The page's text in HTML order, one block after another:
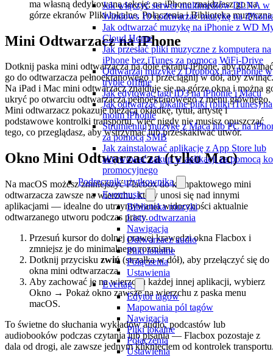
Jak włączyć serwer multimediów DLNA w
Windows 10 i odtwarzać muzykę na
Jak odtwarzać muzykę na iPhonie z WD
Cloud Home
Jak przesłać pliki muzyczne z komputera na
iPhone bez iTunes za pomocą WiFi-Drive
Odtwarzaj muzykę z Dropbox na iPhonie w
trybie offline
Jak edytować tagi ID3 na iPhonie i Macu
Jak odtwarzać lokalne pliki (pliki iTunes) na
moim iPhonie
Strumieniuj muzykę z Maca lub PC na
za pomocą SMB
Jak zainstalować aplikację z App Store lub
aktywować zakup w aplikacji za pomocą
promocyjnego
Podręcznik użytkownika
Evermusic
Biblioteka muzyki
Listy odtwarzania
Nawigacja
Odtwarzacz audio
Pliki lokalne
Połączenia
Ustawienia
Evertag
Edytor tagów
Mapowania pól tagów
Nawigacja
Pliki lokalne
Połączenia
Ustawienia
ma własną dedykowaną sekcję; na iPhone znajdziesz go na
górze ekranów Pliki lokalne, Połączenia i Biblioteka
Mini Odtwarzacz na iPhone
Dotknij paska mini odtwarzacza na dole ekranu iPhone, aby rozwinąć
go do odtwarzacza pełnoekranowego i przeciągnij w dół, aby zwinąć.
Na iPad i Mac mini odtwarzacz znajduje się na górze okna i można
ukryć po otwarciu odtwarzacza pełnoekranowego z menu głównego.
Mini odtwarzacz pokazuje bieżącą okładkę, tytuł, artystę i
podstawowe kontrolki transportu, więc nigdy nie musisz opuszczać
tego, co przeglądasz, aby wstrzymać lub przeskakiwać utwór.
Okno Mini Odtwarzacza (tylko Mac)
Na macOS możesz zmniejszyć Flacbox do kompaktowego mini
odtwarzacza zawsze na wierzchu, który unosi się nad innymi
aplikacjami — idealne do utrzymywania widoczności aktualnie
odtwarzanego utworu podczas pracy.
Przesuń kursor do dolnej prawej krawędzi okna Flacbox i
zmniejsz je do minimalnego rozmiaru.
Dotknij przycisku zwiń (strzałka w dół), aby przełączyć się do
okna mini odtwarzacza.
Aby zachować je na wierzchu każdej innej aplikacji, wybierz
Okno → Pokaż okno zawsze na wierzchu z paska menu
macOS.
To świetne do słuchania wykładów audio, podcastów lub
audiobooków podczas czytania lub pisania — Flacbox pozostaje z
dala od drogi, ale zawsze jednym kliknięciem od kontrolek